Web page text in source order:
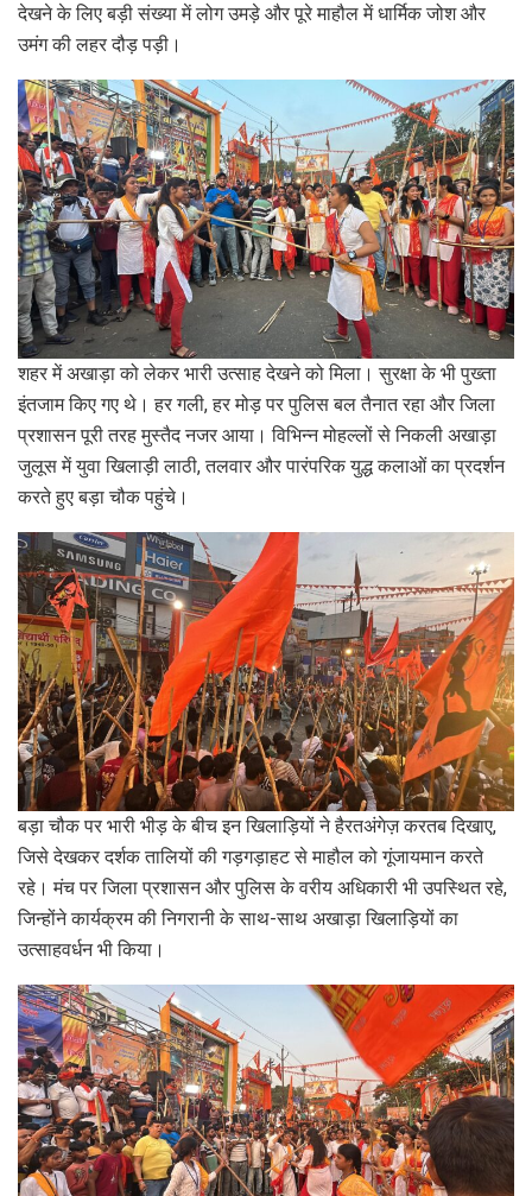
देखने के लिए बड़ी संख्या में लोग उमड़े और पूरे माहौल में धार्मिक जोश और
उमंग की लहर दौड़ पड़ी।
शहर में अखाड़ा को लेकर भारी उत्साह देखने को मिला। सुरक्षा के भी पुख्ता
इंतजाम किए गए थे। हर गली, हर मोड़ पर पुलिस बल तैनात रहा और जिला
प्रशासन पूरी तरह मुस्तैद नजर आया। विभिन्न मोहल्लों से निकली अखाड़ा
जुलूस में युवा खिलाड़ी लाठी, तलवार और पारंपरिक युद्ध कलाओं का प्रदर्शन
करते हुए बड़ा चौक पहुंचे।
बड़ा चौक पर भारी भीड़ के बीच इन खिलाड़ियों ने हैरतअंगेज़ करतब दिखाए,
जिसे देखकर दर्शक तालियों की गड़गड़ाहट से माहौल को गूंजायमान करते
रहे। मंच पर जिला प्रशासन और पुलिस के वरीय अधिकारी भी उपस्थित रहे,
जिन्होंने कार्यक्रम की निगरानी के साथ-साथ अखाड़ा खिलाड़ियों का
उत्साहवर्धन भी किया।